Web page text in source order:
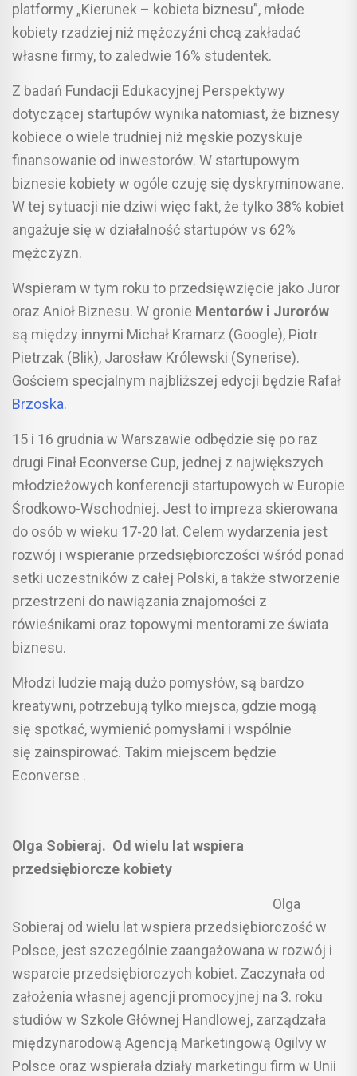
platformy „Kierunek – kobieta biznesu”, młode
kobiety rzadziej niż mężczyźni chcą zakładać
własne firmy, to zaledwie 16% studentek.
Z badań Fundacji Edukacyjnej Perspektywy
dotyczącej startupów wynika natomiast, że biznesy
kobiece o wiele trudniej niż męskie pozyskuje
finansowanie od inwestorów. W startupowym
biznesie kobiety w ogóle czuję się dyskryminowane.
W tej sytuacji nie dziwi więc fakt, że tylko 38% kobiet
angażuje się w działalność startupów vs 62%
mężczyzn.
Wspieram w tym roku to przedsięwzięcie jako Juror
oraz Anioł Biznesu. W gronie Mentorów i Jurorów
są między innymi Michał Kramarz (Google), Piotr
Pietrzak (Blik), Jarosław Królewski (Synerise).
Gościem specjalnym najbliższej edycji będzie Rafał
Brzoska.
15 i 16 grudnia w Warszawie odbędzie się po raz
drugi Finał Econverse Cup, jednej z największych
młodzieżowych konferencji startupowych w Europie
Środkowo-Wschodniej. Jest to impreza skierowana
do osób w wieku 17-20 lat. Celem wydarzenia jest
rozwój i wspieranie przedsiębiorczości wśród ponad
setki uczestników z całej Polski, a także stworzenie
przestrzeni do nawiązania znajomości z
rówieśnikami oraz topowymi mentorami ze świata
biznesu.
Młodzi ludzie mają dużo pomysłów, są bardzo
kreatywni, potrzebują tylko miejsca, gdzie mogą
się spotkać, wymienić pomysłami i wspólnie
się zainspirować. Takim miejscem będzie
Econverse .
Olga Sobieraj. Od wielu lat wspiera
przedsiębiorcze kobiety
Olga
Sobieraj od wielu lat wspiera przedsiębiorczość w
Polsce, jest szczególnie zaangażowana w rozwój i
wsparcie przedsiębiorczych kobiet. Zaczynała od
założenia własnej agencji promocyjnej na 3. roku
studiów w Szkole Głównej Handlowej, zarządzała
międzynarodową Agencją Marketingową Ogilvy w
Polsce oraz wspierała działy marketingu firm w Unii